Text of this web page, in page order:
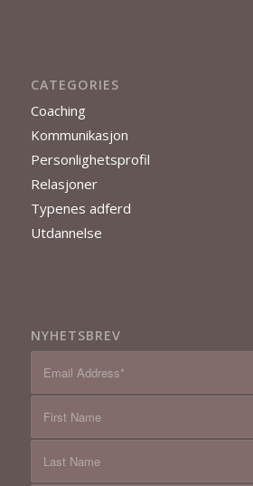
CATEGORIES
Coaching
Kommunikasjon
Personlighetsprofil
Relasjoner
Typenes adferd
Utdannelse
NYHETSBREV